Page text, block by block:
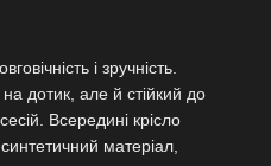
і зручність.
дотик, але й стійкий до
Всередині крісло
матеріал,